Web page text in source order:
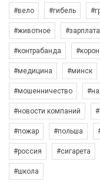
#вело #гибель
#животное #зарплата
#контрабанда
#медицина #минск
#мошенничество
#новости компаний
#пожар #польша
#россия #сигарета
#школа